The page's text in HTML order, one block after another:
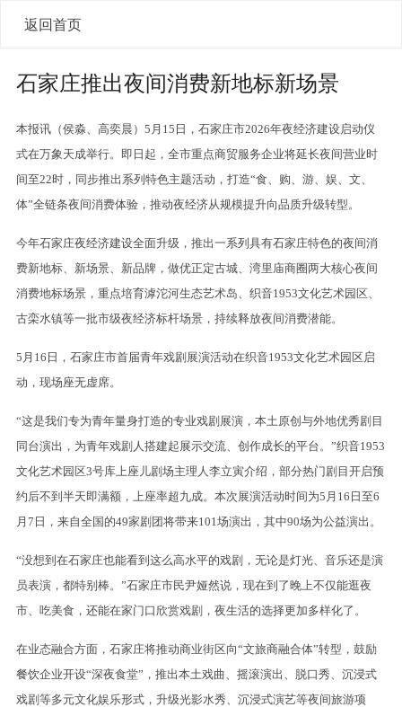
返回首页
石家庄推出夜间消费新地标新场景
本报讯（侯淼、高奕晨）5月15日，石家庄市2026年夜经济建设启动仪
式在万象天成举行。即日起，全市重点商贸服务企业将延长夜间营业时
间至22时，同步推出系列特色主题活动，打造“食、购、游、娱、文、
体”全链条夜间消费体验，推动夜经济从规模提升向品质升级转型。
今年石家庄夜经济建设全面升级，推出一系列具有石家庄特色的夜间消
费新地标、新场景、新品牌，做优正定古城、湾里庙商圈两大核心夜间
消费地标场景，重点培育滹沱河生态艺术岛、织音1953文化艺术园区、
古栾水镇等一批市级夜经济标杆场景，持续释放夜间消费潜能。
5月16日，石家庄市首届青年戏剧展演活动在织音1953文化艺术园区启
动，现场座无虚席。
“这是我们专为青年量身打造的专业戏剧展演，本土原创与外地优秀剧目
同台演出，为青年戏剧人搭建起展示交流、创作成长的平台。”织音1953
文化艺术园区3号库上座儿剧场主理人李立寅介绍，部分热门剧目开启预
约后不到半天即满额，上座率超九成。本次展演活动时间为5月16日至6
月7日，来自全国的49家剧团将带来101场演出，其中90场为公益演出。
“没想到在石家庄也能看到这么高水平的戏剧，无论是灯光、音乐还是演
员表演，都特别棒。”石家庄市民尹娅然说，现在到了晚上不仅能逛夜
市、吃美食，还能在家门口欣赏戏剧，夜生活的选择更加多样化了。
在业态融合方面，石家庄将推动商业街区向“文旅商融合体”转型，鼓励
餐饮企业开设“深夜食堂”，推出本土戏曲、摇滚演出、脱口秀、沉浸式
戏剧等多元文化娱乐形式，升级光影水秀、沉浸式演艺等夜间旅游项